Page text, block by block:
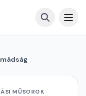
MŰSOROK